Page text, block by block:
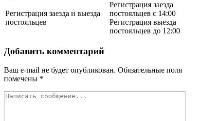
Регистрация заезда и выезда
постояльцев
Регистрация заезда
постояльцев с 14:00
Регистрация выезда
постояльцев до 12:00
Добавить комментарий
Ваш e-mail не будет опубликован. Обязательные поля
помечены *